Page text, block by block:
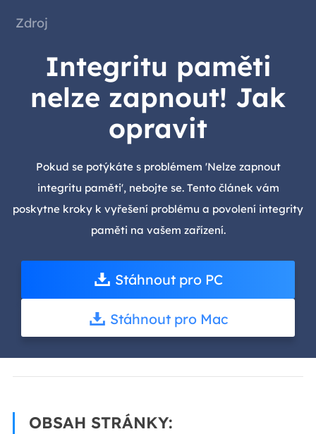
Zdroj
Integritu paměti
nelze zapnout! Jak
opravit
Pokud se potýkáte s problémem 'Nelze zapnout
integritu paměti', nebojte se. Tento článek vám
poskytne kroky k vyřešení problému a povolení integrity
paměti na vašem zařízení.
Stáhnout pro PC
Stáhnout pro Mac
OBSAH STRÁNKY: